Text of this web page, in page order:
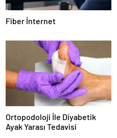
Fiber İnternet
Ortopodoloji İle Diyabetik
Ayak Yarası Tedavisi